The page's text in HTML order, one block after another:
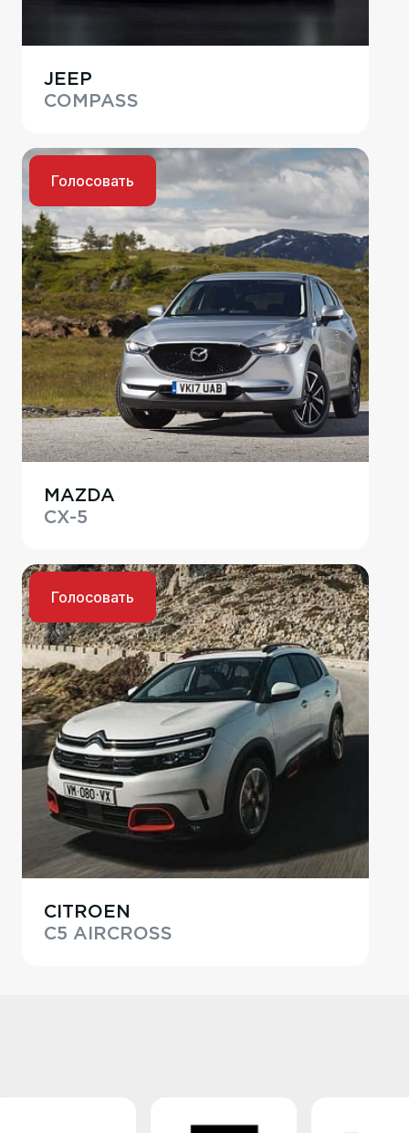
JEEP
COMPASS
Голосовать
MAZDA
CX-5
Голосовать
CITROEN
C5 AIRCROSS